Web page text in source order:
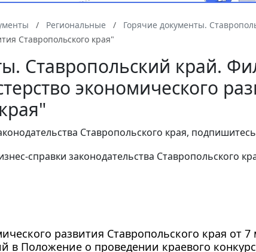
Региональные Горячие документы.
Ставропольского края"
Ставропольский край.
экономического
Ставропольского края,
справки законодательства Ставропольского
развития Ставропольского края от 7
в Положение о проведении краевого